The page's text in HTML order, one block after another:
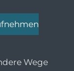
Wege